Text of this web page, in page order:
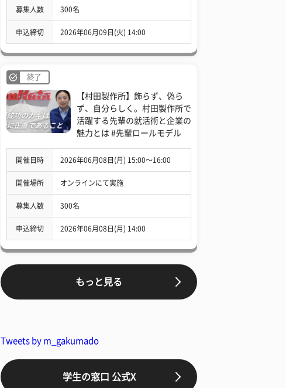
募集人数 300名
申込締切 2026年06月09日(火) 14:00
終了
【村田製作所】飾らず、偽ら
ず、自分らしく。村田製作所で
活躍する先輩の就活術と企業の
魅力とは #先輩ロールモデル
開催日時 2026年06月08日(月) 15:00〜16:00
開催場所 オンラインにて実施
募集人数 300名
申込締切 2026年06月08日(月) 14:00
もっと見る
Tweets by m_gakumado
学生の窓口 公式X